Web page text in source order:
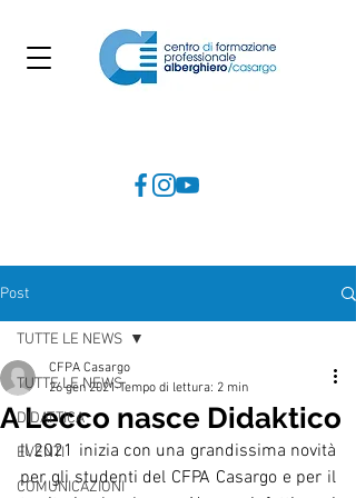
Post
TUTTE LE NEWS
DIDATTICA
EVENTI
COMUNICAZIONI
TUTTE LE NEWS
A Lecco nasce Didaktico
CFPA Casargo
26 gen 2021 Tempo di lettura: 2 min
Il 2021 inizia con una grandissima novità
per gli studenti del CFPA Casargo e per il